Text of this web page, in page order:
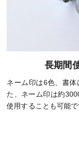
長期間
ネーム印は6色、書
た、ネーム印は約
使用することも可能で